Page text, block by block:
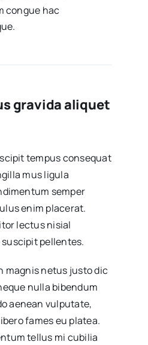
congue hac
gravida aliquet
tempus consequat
mus ligula
semper
enim placerat.
lectus nisial
pellentes.
magnis netus justo dic
nulla bibendum
aenean vulputate,
fames eu platea.
tellus mi cubilia